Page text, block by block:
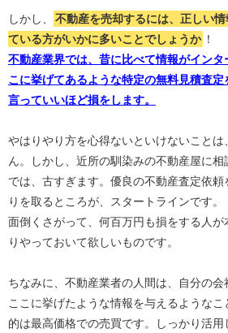
しかし、
不動産を売却するには、正しい
ている方がいかに多いことでしょうか ！
不動産業界では、昔に比べて情報がインタ
こに挙げてあるような特定の無料見積査
言っていいほど損をします。
やはりやり方を心得ないといけないこと
ん。しかし、近所の馴染みの不動産屋に
では、古すぎます。優良の不動産査定依
りを取るところが、スタートラインです。
面倒くさがって、何百万円も損をする人
りやっておいて欲しいものです。
ちなみに、不動産業者の人間は、自分の会
ここに挙げたような情報を与えるようなこ
的は最高価格での売買です。しっかり活用